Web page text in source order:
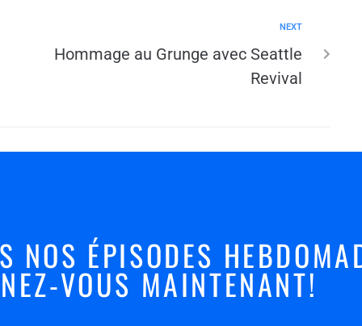
NEXT
Hommage au Grunge avec Seattle
Revival
NOS ÉPISODES
VOUS MAINTENANT!